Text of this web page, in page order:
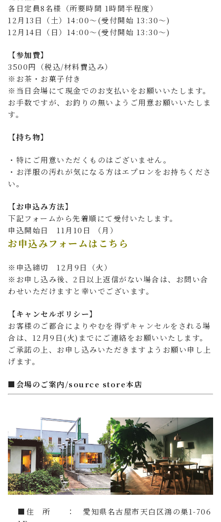
各日定員8名様（所要時間 1時間半程度）
12月13日（土）14:00～(受付開始 13:30～)
12月14日（日）14:00～(受付開始 13:30～)
【参加費】
3500円（税込/材料費込み）
※お茶・お菓子付き
※当日会場にて現金でのお支払いをお願いいたします。
お手数ですが、お釣りの無いようご用意お願いいたしま
す。
【持ち物】
・特にご用意いただくものはございません。
・お洋服の汚れが気になる方はエプロンをお持ちくださ
い。
【お申込み方法】
下記フォームから先着順にて受付いたします。
申込開始日 11月10日 （月）
お申込みフォームはこちら
※申込締切 12月9日（火）
※お申し込み後、2日以上返信がない場合は、お問い合
わせいただけますと幸いでございます。
【キャンセルポリシー】
お客様のご都合によりやむを得ずキャンセルをされる場
合は、12月9日(火)までにご連絡をお願いいたします。
ご承諾の上、お申し込みいただきますようお願い申し上
げます。
■会場のご案内/source store本店
■住 所 ： 愛知県名古屋市天白区鴻の巣1-706